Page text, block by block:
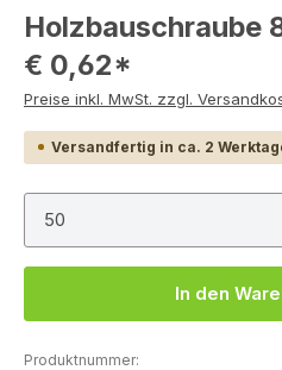
Durchschnittliche Bewertung
Holzbauschraube
€ 0,62*
Preise inkl. MwSt. zzgl.
Versandfertig in ca. 2
Produkt Anzahl: Gib
In den
Produktnummer: